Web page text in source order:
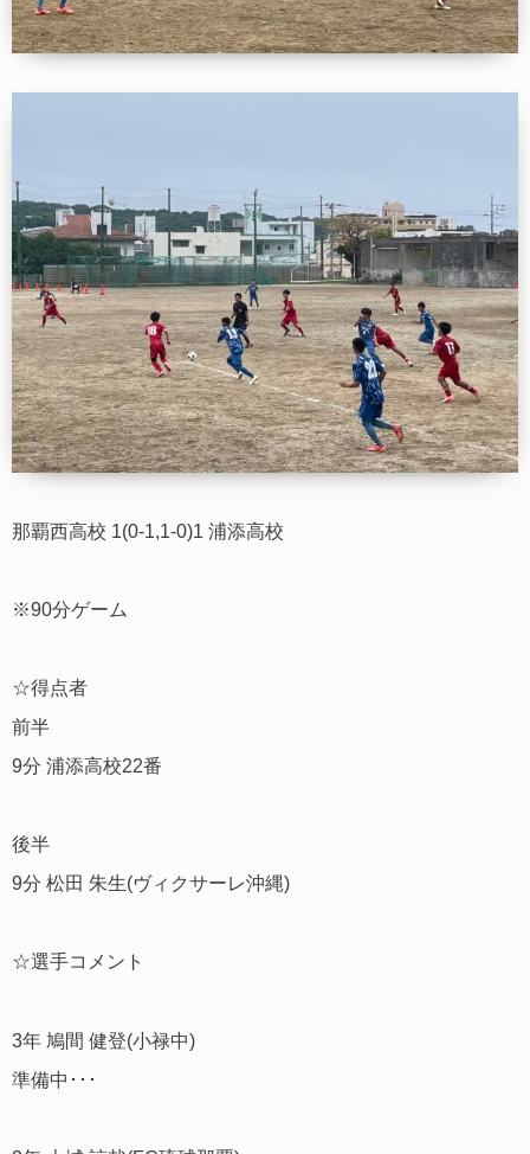
那覇西高校 1(0-1,1-0)1 浦添高校
※90分ゲーム
☆得点者
前半
9分 浦添高校22番
後半
9分 松田 朱生(ヴィクサーレ沖縄)
☆選手コメント
3年 鳩間 健登(小禄中)
準備中･･･